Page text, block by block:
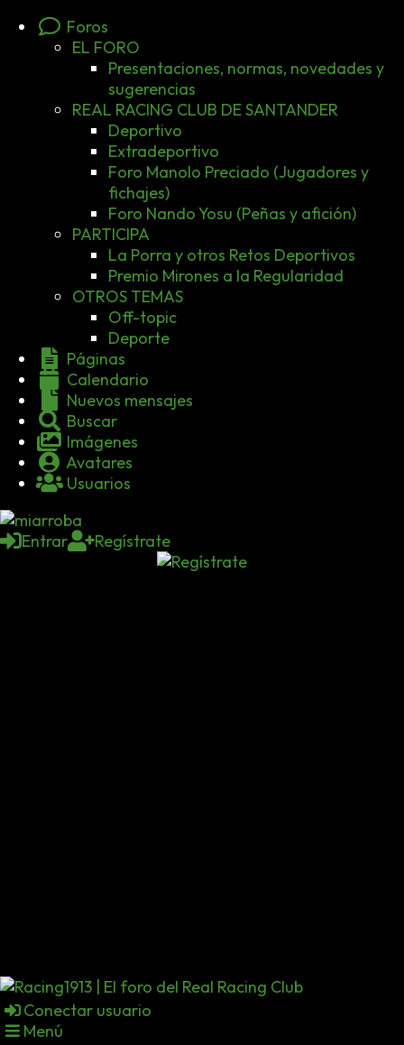
Foros
EL FORO
Presentaciones, normas, novedades y
sugerencias
REAL RACING CLUB DE SANTANDER
Deportivo
Extradeportivo
Foro Manolo Preciado (Jugadores y
fichajes)
Foro Nando Yosu (Peñas y afición)
PARTICIPA
La Porra y otros Retos Deportivos
Premio Mirones a la Regularidad
OTROS TEMAS
Off-topic
Deporte
Páginas
Calendario
Nuevos mensajes
Buscar
Imágenes
Avatares
Usuarios
Entrar Regístrate
Conectar usuario
Menú